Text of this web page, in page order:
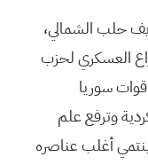
حلب الشمالي،
العسكري لحزب
سوريا
وترفع علم
أغلب عناصره